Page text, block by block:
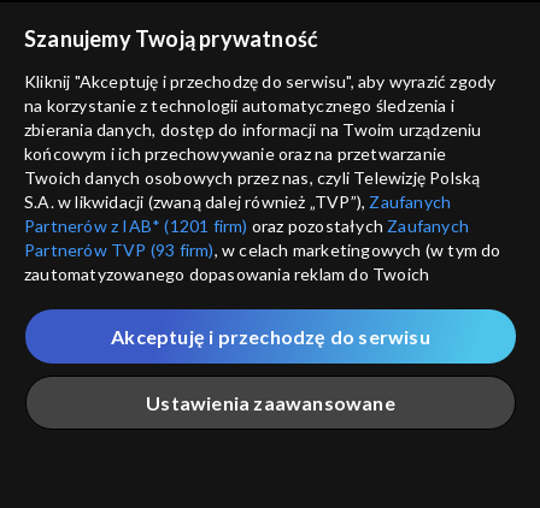
Pytanie dnia
09.03.2026 – Jakub Banaszak
Pytanie dnia
08.03.2026 – Henryka
Pytanie dnia
07.03.2026 – Miłosz Motyka
Pytanie dnia
06.03.2026 – Hanna
Szanujemy Twoją prywatność
Kliknij "Akceptuję i przechodzę do serwisu", aby wyrazić zgody
na korzystanie z technologii automatycznego śledzenia i
zbierania danych, dostęp do informacji na Twoim urządzeniu
końcowym i ich przechowywanie oraz na przetwarzanie
Twoich danych osobowych przez nas, czyli Telewizję Polską
S.A. w likwidacji (zwaną dalej również „TVP”), Zaufanych
Partnerów z IAB* (1201 firm) oraz pozostałych Zaufanych
Partnerów TVP (93 firm), w celach marketingowych (w tym do
zautomatyzowanego dopasowania reklam do Twoich
które wskazujemy poniżej, a także zgody na udostępnianie
przez nas identyfikatora PPID do Google.
Twoje dane osobowe zbierane podczas odwiedzania przez
Ciebie naszych
poszczególnych serwisówzwanych dalej
„Portalem”, w tym informacje zapisywane za pomocą
Ustawienia zaawansowane
Akceptuję i przechodzę do serwisu